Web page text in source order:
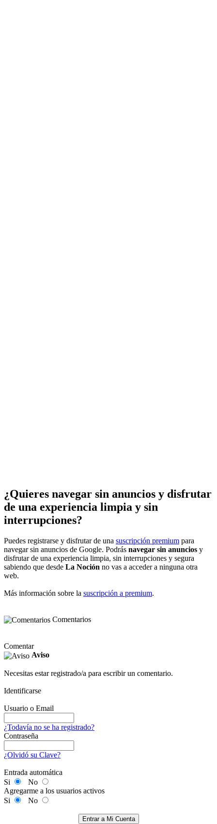
¿Quieres navegar sin anuncios y disfrutar
de una experiencia limpia y sin
interrupciones?
Puedes registrarse y disfrutar de una suscripción premium para
navegar sin anuncios de Google. Podrás navegar sin anuncios y
disfrutar de una experiencia limpia, sin interrupciones y segura
sabiendo que desde La Noción no vas a acceder a ninguna otra
web.
Más información sobre la suscripción a premium.
Comentarios
Comentar
Aviso
Necesitas estar registrado/a para escribir un comentario.
Identificarse
Usuario o Email
¿Todavía no se ha registrado?
Contraseña
¿Olvidó su Clave?
Entrada automática
Si
No
Agregarme a los usuarios activos
Si
No
Entrar a Mi Cuenta